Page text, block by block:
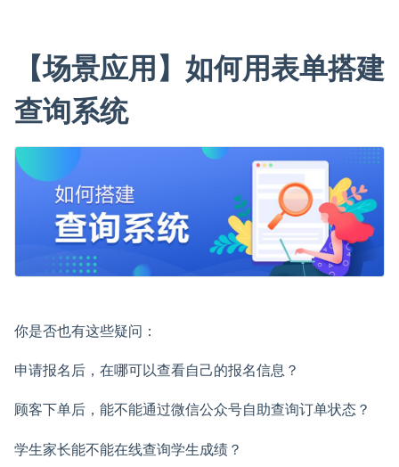
【场景应用】如何用表单搭建
查询系统
你是否也有这些疑问：
申请报名后，在哪可以查看自己的报名信息？
顾客下单后，能不能通过微信公众号自助查询订单状态？
学生家长能不能在线查询学生成绩？